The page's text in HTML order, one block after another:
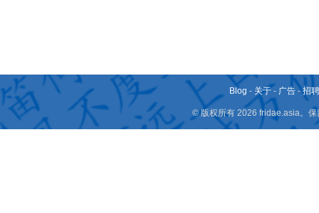
Blog - 关于 - 广告 -招
© 版权所有 2026 fridae.asia。